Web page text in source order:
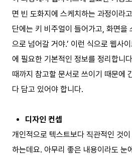
면 빈 도화지에 스케치하는 과정이라
단에는 키 비주얼이 들어가고, 화면을
으로 넘어갈 거야.’ 이런 식으로 웹사
에 필요한 기본적인 정보를 정리합니
때까지 참고할 문서로 쓰이기 때문에
다 담고 있어야 합니다.
디자인 컨셉
개인적으로 텍스트보다 직관적인 것이
하는데요. 아무리 좋은 내용이라도 눈